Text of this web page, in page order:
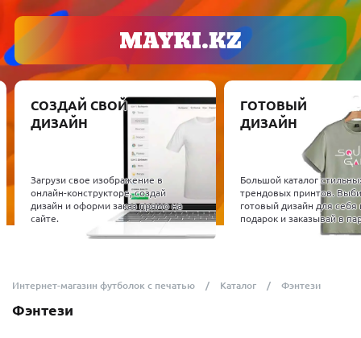
СОЗДАЙ СВОЙ
ДИЗАЙН
Загрузи свое изображение в
онлайн-конструкторе, создай
дизайн и оформи заказ прямо на
сайте.
ГОТОВЫЙ
ДИЗАЙН
Большой каталог
трендовых принтов.
готовый дизайн для себя
подарок и заказывай в
Интернет-магазин футболок с печатью Каталог Фэнтези
Фэнтези